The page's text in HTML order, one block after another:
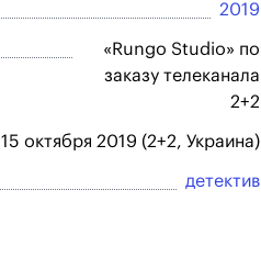
2019
«Rungo Studio» по
заказу телеканала
2+2
15 октября 2019 (2+2, Украина)
детектив